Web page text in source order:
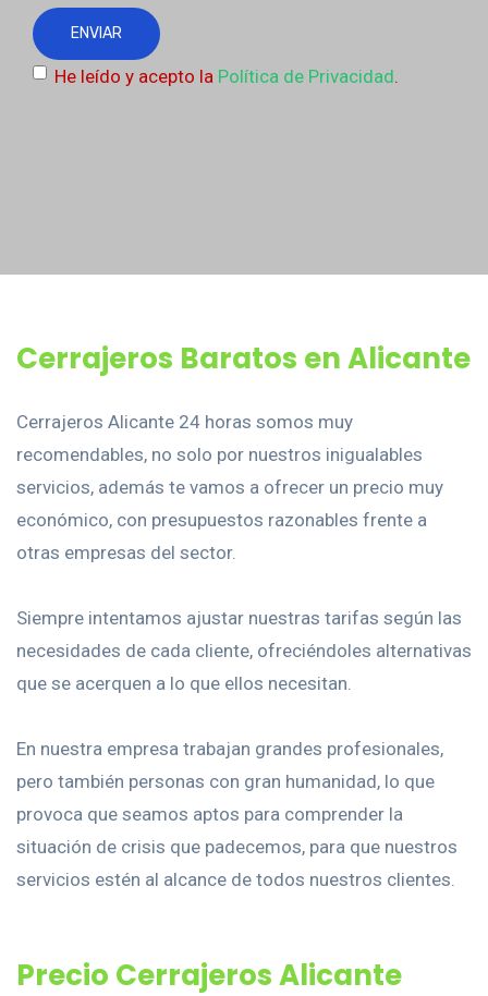
He leído y acepto la Política de Privacidad.
Cerrajeros Baratos en Alicante
Cerrajeros Alicante 24 horas somos muy
recomendables, no solo por nuestros inigualables
servicios, además te vamos a ofrecer un precio muy
económico, con presupuestos razonables frente a
otras empresas del sector.
Siempre intentamos ajustar nuestras tarifas según las
necesidades de cada cliente, ofreciéndoles alternativas
que se acerquen a lo que ellos necesitan.
En nuestra empresa trabajan grandes profesionales,
pero también personas con gran humanidad, lo que
provoca que seamos aptos para comprender la
situación de crisis que padecemos, para que nuestros
servicios estén al alcance de todos nuestros clientes.
Precio Cerrajeros Alicante